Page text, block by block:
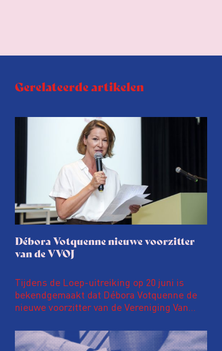
Gerelateerde artikelen
Débora Votquenne nieuwe voorzitter
van de VVOJ
Tijdens de Loep-uitreiking op 20 juni is
bekendgemaakt dat Débora Votquenne de
nieuwe voorzitter van de Vereniging Van
de Vos op, die 10 jaar lang de
voorzittershamer hanteerde.